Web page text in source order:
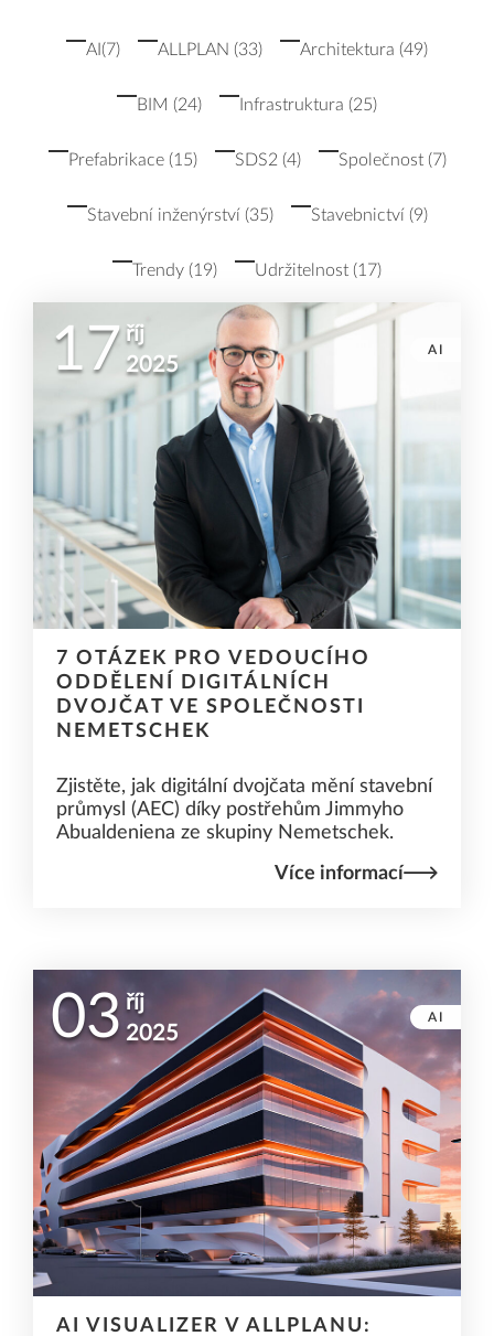
AI (7) ALLPLAN (33) Architektura (49)
BIM (24) Infrastruktura (25)
Prefabrikace (15) SDS2 (4) Společnost (7)
Stavební inženýrství (35) Stavebnictví (9)
Trendy (19) Udržitelnost (17)
17 říj
2025
AI
7 OTÁZEK PRO VEDOUCÍHO
ODDĚLENÍ DIGITÁLNÍCH
DVOJČAT VE SPOLEČNOSTI
NEMETSCHEK
Zjistěte, jak digitální dvojčata mění stavební
průmysl (AEC) díky postřehům Jimmyho
Abualdeniena ze skupiny Nemetschek.
Více informací
03 říj
2025
AI
AI VISUALIZER V ALLPLANU: